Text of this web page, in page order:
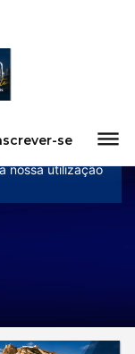
dehaze
se
do usuário.
website está a
nossa utilização